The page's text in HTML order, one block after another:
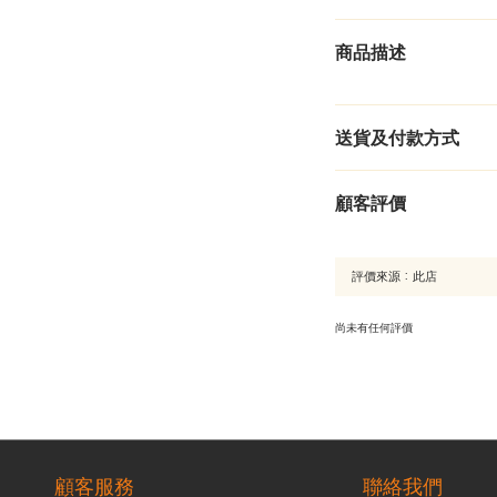
商品描述
送貨及付款方式
顧客評價
尚未有任何評價
顧客服務 聯絡我們